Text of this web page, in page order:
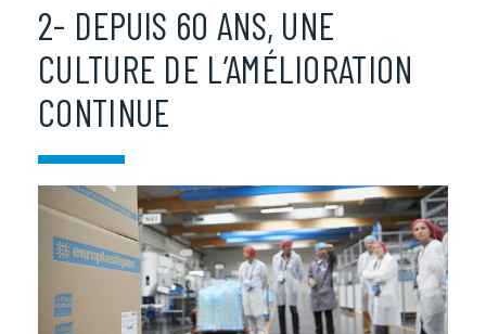
2- DEPUIS 60 ANS, UNE
CULTURE DE L’AMÉLIORATION
CONTINUE